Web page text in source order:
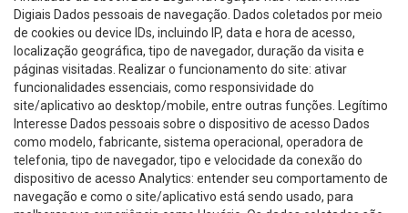
Digiais Dados pessoais de navegação. Dados coletados por meio
de cookies ou device IDs, incluindo IP, data e hora de acesso,
localização geográfica, tipo de navegador, duração da visita e
páginas visitadas. Realizar o funcionamento do site: ativar
funcionalidades essenciais, como responsividade do
site/aplicativo ao desktop/mobile, entre outras funções. Legítimo
Interesse Dados pessoais sobre o dispositivo de acesso Dados
como modelo, fabricante, sistema operacional, operadora de
telefonia, tipo de navegador, tipo e velocidade da conexão do
dispositivo de acesso Analytics: entender seu comportamento de
navegação e como o site/aplicativo está sendo usado, para